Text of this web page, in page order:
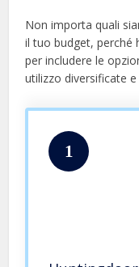
Non importa quali
il tuo budget, perché
per includere le
utilizzo diversificate
1